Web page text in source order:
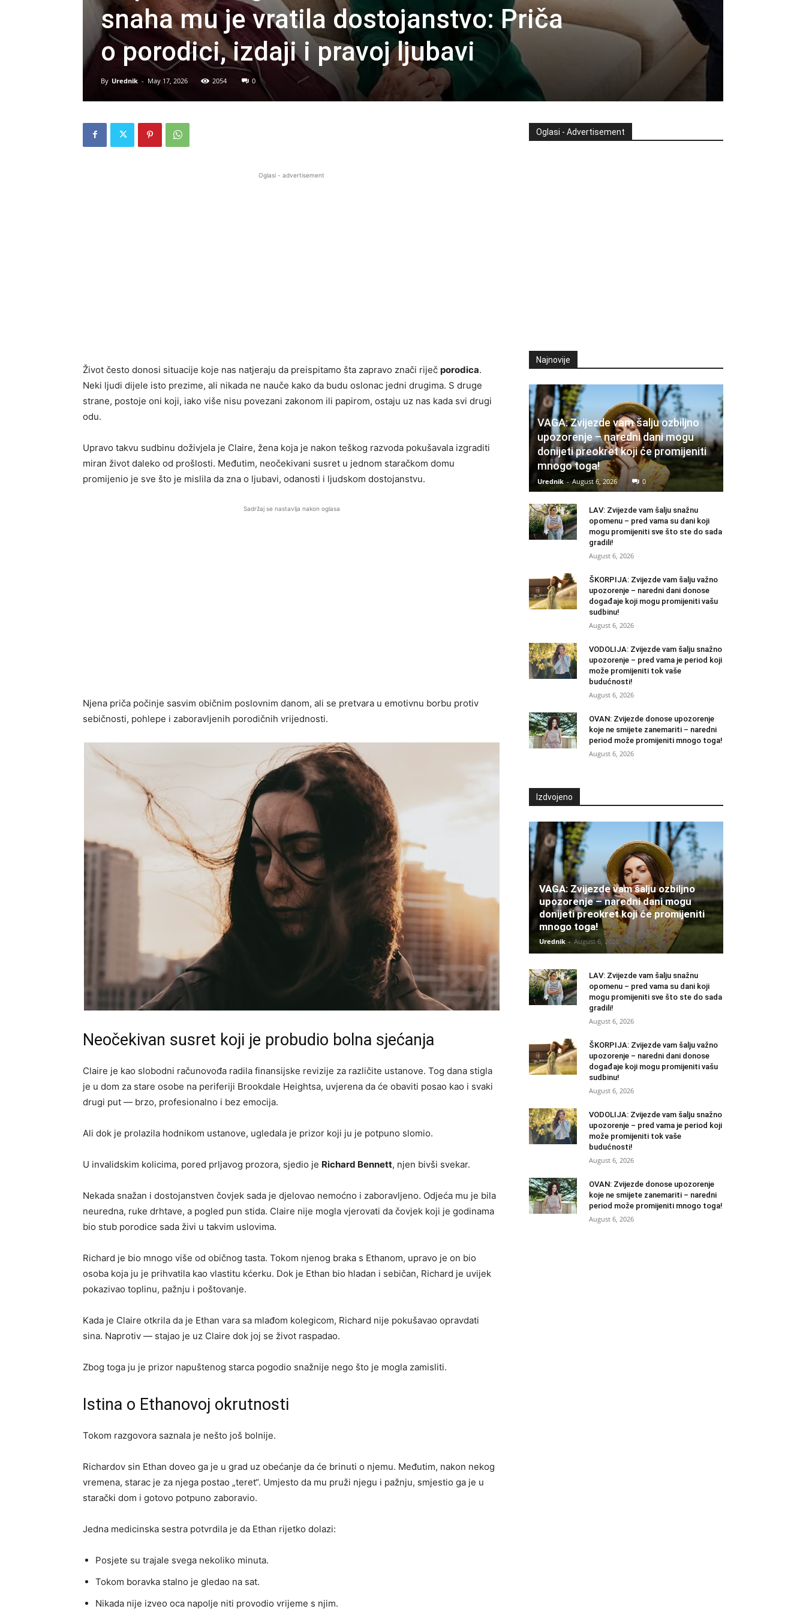
snaha mu je vratila dostojanstvo: Priča
o porodici, izdaji i pravoj ljubavi
By Urednik - May 17, 2026 2054 0
Oglasi - advertisement
Život često donosi situacije koje nas natjeraju da preispitamo šta zapravo znači riječ porodica.
Neki ljudi dijele isto prezime, ali nikada ne nauče kako da budu oslonac jedni drugima. S druge
strane, postoje oni koji, iako više nisu povezani zakonom ili papirom, ostaju uz nas kada svi drugi
odu.
Upravo takvu sudbinu doživjela je Claire, žena koja je nakon teškog razvoda pokušavala izgraditi
miran život daleko od prošlosti. Međutim, neočekivani susret u jednom staračkom domu
promijenio je sve što je mislila da zna o ljubavi, odanosti i ljudskom dostojanstvu.
Sadržaj se nastavlja nakon oglasa
Njena priča počinje sasvim običnim poslovnim danom, ali se pretvara u emotivnu borbu protiv
sebičnosti, pohlepe i zaboravljenih porodičnih vrijednosti.
Neočekivan susret koji je probudio bolna sjećanja
Claire je kao slobodni računovođa radila finansijske revizije za različite ustanove. Tog dana stigla
je u dom za stare osobe na periferiji Brookdale Heightsa, uvjerena da će obaviti posao kao i svaki
drugi put — brzo, profesionalno i bez emocija.
Ali dok je prolazila hodnikom ustanove, ugledala je prizor koji ju je potpuno slomio.
U invalidskim kolicima, pored prljavog prozora, sjedio je Richard Bennett, njen bivši svekar.
Nekada snažan i dostojanstven čovjek sada je djelovao nemoćno i zaboravljeno. Odjeća mu je bila
neuredna, ruke drhtave, a pogled pun stida. Claire nije mogla vjerovati da čovjek koji je godinama
bio stub porodice sada živi u takvim uslovima.
Richard je bio mnogo više od običnog tasta. Tokom njenog braka s Ethanom, upravo je on bio
osoba koja ju je prihvatila kao vlastitu kćerku. Dok je Ethan bio hladan i sebičan, Richard je uvijek
pokazivao toplinu, pažnju i poštovanje.
Kada je Claire otkrila da je Ethan vara sa mlađom kolegicom, Richard nije pokušavao opravdati
sina. Naprotiv — stajao je uz Claire dok joj se život raspadao.
Zbog toga ju je prizor napuštenog starca pogodio snažnije nego što je mogla zamisliti.
Istina o Ethanovoj okrutnosti
Tokom razgovora saznala je nešto još bolnije.
Richardov sin Ethan doveo ga je u grad uz obećanje da će brinuti o njemu. Međutim, nakon nekog
vremena, starac je za njega postao „teret“. Umjesto da mu pruži njegu i pažnju, smjestio ga je u
starački dom i gotovo potpuno zaboravio.
Jedna medicinska sestra potvrdila je da Ethan rijetko dolazi:
Posjete su trajale svega nekoliko minuta.
Tokom boravka stalno je gledao na sat.
Nikada nije izveo oca napolje niti provodio vrijeme s njim.
Oglasi - Advertisement
Najnovije
VAGA: Zvijezde vam šalju ozbiljno
upozorenje – naredni dani mogu
donijeti preokret koji će promijeniti
mnogo toga!
Urednik - August 6, 2026 0
LAV: Zvijezde vam šalju snažnu
opomenu – pred vama su dani koji
mogu promijeniti sve što ste do sada
gradili!
August 6, 2026
ŠKORPIJA: Zvijezde vam šalju važno
upozorenje – naredni dani donose
događaje koji mogu promijeniti vašu
sudbinu!
August 6, 2026
VODOLIJA: Zvijezde vam šalju snažno
upozorenje – pred vama je period koji
može promijeniti tok vaše
budućnosti!
August 6, 2026
OVAN: Zvijezde donose upozorenje
koje ne smijete zanemariti – naredni
period može promijeniti mnogo toga!
August 6, 2026
Izdvojeno
VAGA: Zvijezde vam šalju ozbiljno
upozorenje – naredni dani mogu
donijeti preokret koji će promijeniti
mnogo toga!
Urednik - August 6, 2026
LAV: Zvijezde vam šalju snažnu
opomenu – pred vama su dani koji
mogu promijeniti sve što ste do sada
gradili!
August 6, 2026
ŠKORPIJA: Zvijezde vam šalju važno
upozorenje – naredni dani donose
događaje koji mogu promijeniti vašu
sudbinu!
August 6, 2026
VODOLIJA: Zvijezde vam šalju snažno
upozorenje – pred vama je period koji
može promijeniti tok vaše
budućnosti!
August 6, 2026
OVAN: Zvijezde donose upozorenje
koje ne smijete zanemariti – naredni
period može promijeniti mnogo toga!
August 6, 2026